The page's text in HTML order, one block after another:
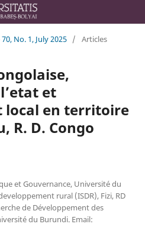
No. 1, July 2025 / Articles
et
local en territoire
R. D. Congo
et Gouvernance, Université du
rural (ISDR), Fizi, RD
de Développement des
du Burundi. Email: